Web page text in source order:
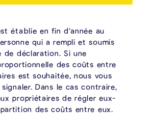
établie en fin d’année au
qui a rempli et soumis
de déclaration. Si une
des coûts entre
est souhaitée, nous vous
Dans le cas contraire,
propriétaires de régler eux-
des coûts entre eux.